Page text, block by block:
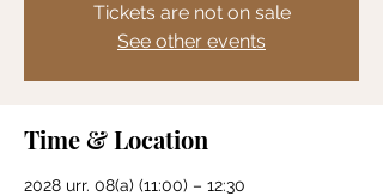
Tickets are not on sale
See other events
Time & Location
2028 urr. 08(a) (11:00) – 12:30